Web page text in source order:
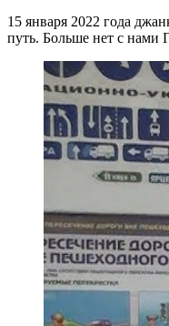
15 января 2022 года
путь. Больше нет с нами